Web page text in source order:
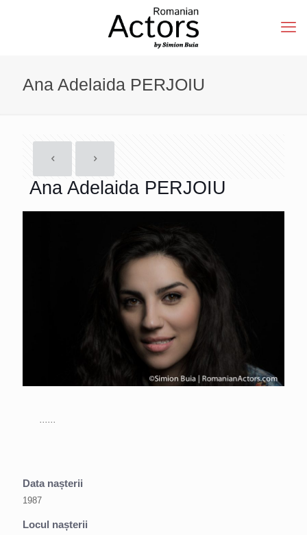
Ana Adelaida PERJOIU
Ana Adelaida PERJOIU
Data nașterii
1987
Locul nașterii